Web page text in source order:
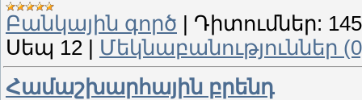
Բանկային գործ
Դիտումներ:
Սեպ 12
Մեկնաբանություններ
Համաշխարհային բրենդ